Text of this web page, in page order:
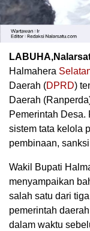
Halmahera
Daerah (DPRD)
Daerah
Pemerintah
sistem tata kelola
pembinaan,
Wakil Bupati
menyampaikan
salah satu dari
pemerintah
dalam waktu